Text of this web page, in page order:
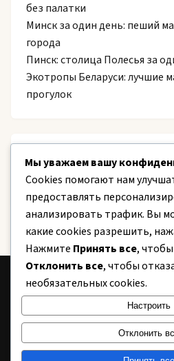
без палатки
Минск за один день: пеший
города
Пинск: столица Полесья за
Экотропы Беларуси: лучшие
прогулок
Recent Comments
Нет комментариев для
24 CITY
Информационный портал Беларуси.
советы.
Мы уважаем вашу
Cookies помогают нам
предоставлять
анализировать трафик. Вы
какие cookies разрешить,
Нажмите Принять все, чтобы
Отклонить все, чтобы
необязательных cookies.
Настроить
Отклонить